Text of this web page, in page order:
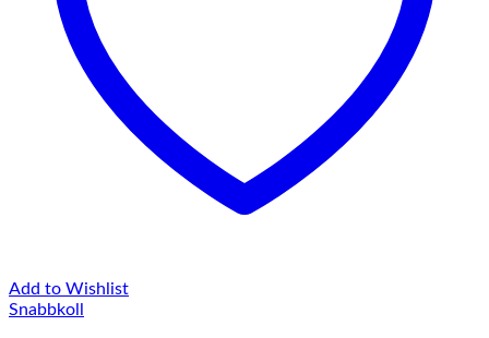
Add to Wishlist
Snabbkoll